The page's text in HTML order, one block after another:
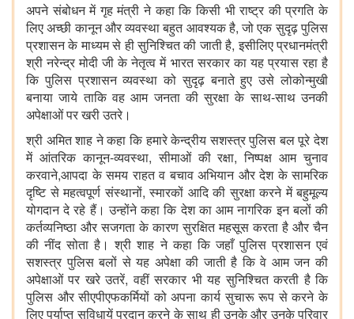
अपने संबोधन में गृह मंत्री ने कहा कि किसी भी राष्ट्र की प्रगति के
लिए अच्छी कानून और व्यवस्था बहुत आवश्यक है, जो एक सुदृढ़ पुलिस
प्रशासन के माध्यम से ही सुनिश्चित की जाती है, इसीलिए प्रधानमंत्री
श्री नरेन्द्र मोदी जी के नेतृत्व में भारत सरकार का यह प्रयास रहा है
कि पुलिस प्रशासन व्यवस्था को सुदृढ़ बनाते हुए उसे लोकोन्मुखी
बनाया जाये ताकि वह आम जनता की सुरक्षा के साथ-साथ उनकी
अपेक्षाओं पर खरी उतरे।
श्री अमित शाह ने कहा कि हमारे केन्द्रीय सशस्त्र पुलिस बल पूरे देश
में आंतरिक कानून-व्यवस्था, सीमाओं की रक्षा, निष्पक्ष आम चुनाव
करवाने,आपदा के समय राहत व बचाव अभियान और देश के सामरिक
दृष्टि से महत्वपूर्ण संस्थानों, स्मारकों आदि की सुरक्षा करने में बहुमूल्य
योगदान दे रहे हैं। उन्होंने कहा कि देश का आम नागरिक इन बलों की
कर्तव्यनिष्ठा और सजगता के कारण सुरक्षित महसूस करता है और चैन
की नींद सोता है। श्री शाह ने कहा कि जहाँ पुलिस प्रशासन एवं
सशस्त्र पुलिस बलों से यह अपेक्षा की जाती है कि वे आम जन की
अपेक्षाओं पर खरे उतरें, वहीं सरकार भी यह सुनिश्चित करती है कि
पुलिस और सीएपीएफकर्मियों को अपना कार्य सुचारू रूप से करने के
लिए पर्याप्त सुविधायें प्रदान करने के साथ ही उनके और उनके परिवार